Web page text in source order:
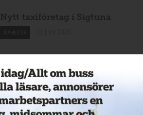
Nytt taxiföretag i Sigtuna
NYHETER
Nytt taxibolag i Borlänge
NYHETER 11 juni 2026